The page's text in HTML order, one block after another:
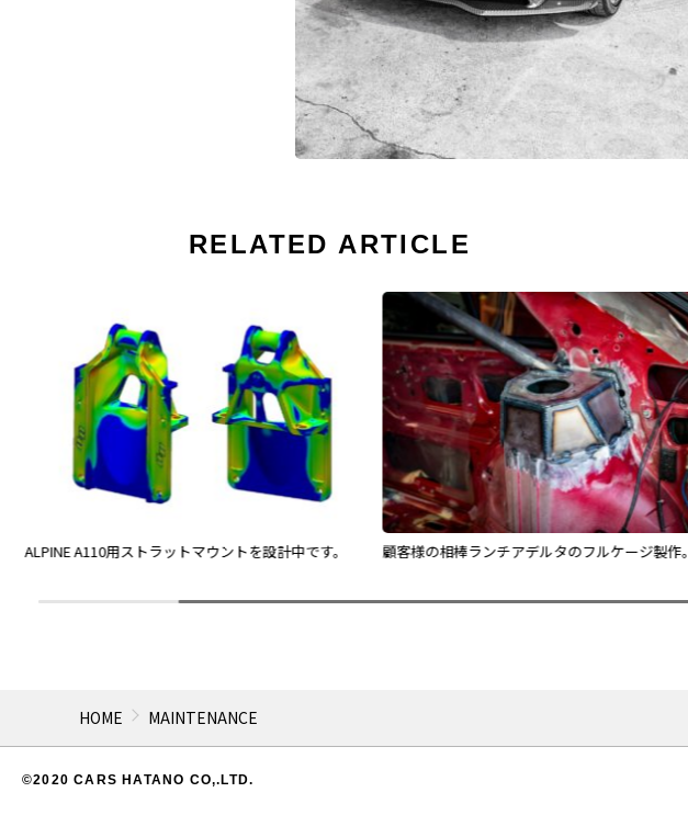
RELATED ARTICLE
ALPINE A110用ストラットマウントを設計中です。 顧客様の相棒ランチアデルタのフルケージ製作。
HOME MAINTENANCE
©2020 CARS HATANO CO,.LTD.